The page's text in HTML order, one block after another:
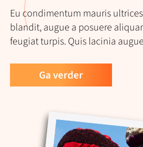
Eu condimentum mauris
blandit, augue a posuere
feugiat turpis. Quis lacinia
Ga verder